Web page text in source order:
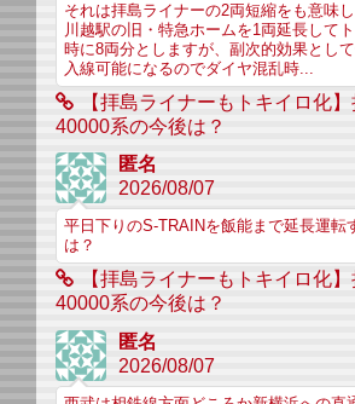
それは拝島ライナーの2両短縮をも意味
川越駅の旧・特急ホームを1両延長して
時に8両分としますが、副次的効果とし
入線可能になるのでダイヤ混乱時...
【拝島ライナーもトキイロ化
40000系の今後は？
匿名
2026/08/07
平日下りのS-TRAINを飯能まで延長運転
は？
【拝島ライナーもトキイロ化
40000系の今後は？
匿名
2026/08/07